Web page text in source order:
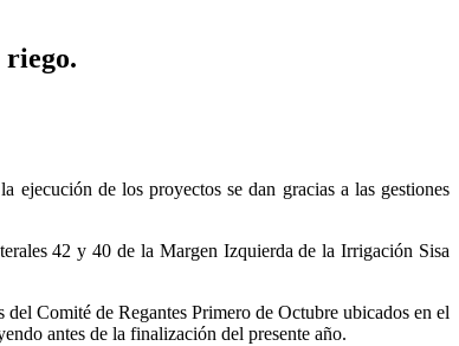
de los proyectos se dan gracias a las gestiones
42 y 40 de la Margen Izquierda de la Irrigación Sisa
Comité de Regantes Primero de Octubre ubicados en el
antes de la finalización del presente año.